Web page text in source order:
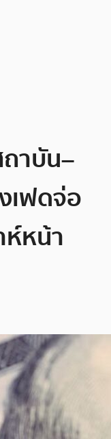
าบัน–
เฟดจ่อ
ห์หน้า